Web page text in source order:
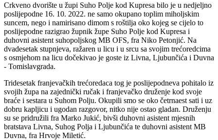
Crkveno dvorište u župi Suho Polje kod Kupresa bilo je u nedjeljno
poslijepodne 16. 10. 2022. ne samo okupano toplim miholjskim
suncem, nego i namirisano dimom s roštilja oko kojeg se cijelo to
poslijepodne razigrao župnik župe Suho Polje kod Kupresa i
duhovni asistent suhopoljskog MB OFS, fra Niko Petonjić. Na
dvadesetak stupnjeva, ražaren u licu i u srcu sa svojim trećoredcima
s osmjehom na licu dočekivao je goste iz Livna, Ljubunčića i Duvna
- Tomislavgrada.
Tridesetak franjevačkih trećoredaca tog je poslijepodneva pohitalo iz
svojih župa na zajednički ručak i franjevačko druženje kod svoje
braće i sestara u Suhom Polju. Okupili smo se oko četrnaest sati i uz
dobru kapljicu i ugodan razgovor, nitko nije ostao gladan. Druženju
su se pridružili fra Marko Jukić, bivši duhovni asistent mjesnih
bratstava Livna, Suhog Polja i Ljubunčića te duhovni asistent MB
Duvna, fra Hrvoje Miletić.